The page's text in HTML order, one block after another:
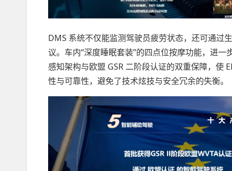
DMS 系统不仅能监测驾驶员疲劳状态，还可通过
议。车内“深度睡眠套装”的四点位按摩功能，进
感知架构与欧盟 GSR 二阶段认证的双重保障，使
性与可靠性，避免了技术炫技与安全冗余的失衡。